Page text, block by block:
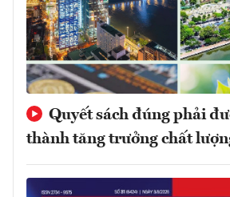
Quyết sách đúng phải
thành tăng trưởng chất